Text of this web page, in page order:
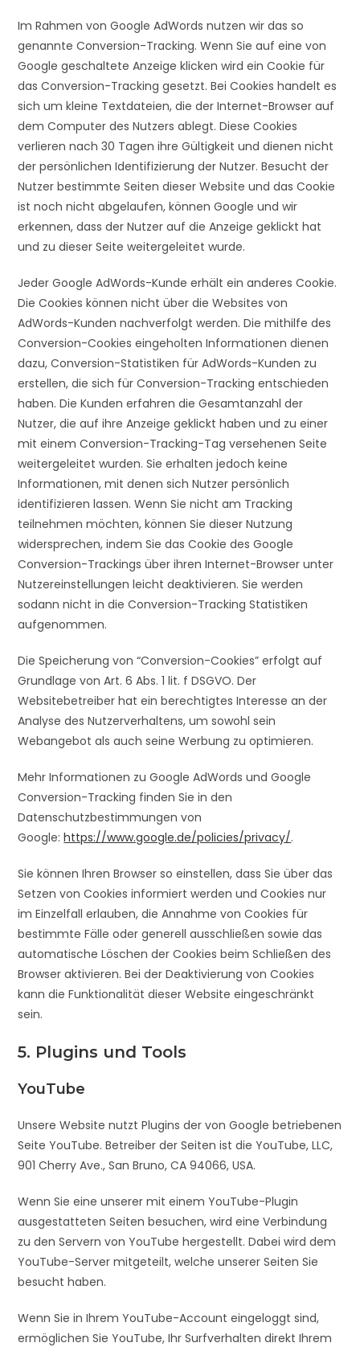
Im Rahmen von Google AdWords nutzen wir das so
genannte Conversion-Tracking. Wenn Sie auf eine von
Google geschaltete Anzeige klicken wird ein Cookie für
das Conversion-Tracking gesetzt. Bei Cookies handelt es
sich um kleine Textdateien, die der Internet-Browser auf
dem Computer des Nutzers ablegt. Diese Cookies
verlieren nach 30 Tagen ihre Gültigkeit und dienen nicht
der persönlichen Identifizierung der Nutzer. Besucht der
Nutzer bestimmte Seiten dieser Website und das Cookie
ist noch nicht abgelaufen, können Google und wir
erkennen, dass der Nutzer auf die Anzeige geklickt hat
und zu dieser Seite weitergeleitet wurde.
Jeder Google AdWords-Kunde erhält ein anderes Cookie.
Die Cookies können nicht über die Websites von
AdWords-Kunden nachverfolgt werden. Die mithilfe des
Conversion-Cookies eingeholten Informationen dienen
dazu, Conversion-Statistiken für AdWords-Kunden zu
erstellen, die sich für Conversion-Tracking entschieden
haben. Die Kunden erfahren die Gesamtanzahl der
Nutzer, die auf ihre Anzeige geklickt haben und zu einer
mit einem Conversion-Tracking-Tag versehenen Seite
weitergeleitet wurden. Sie erhalten jedoch keine
Informationen, mit denen sich Nutzer persönlich
identifizieren lassen. Wenn Sie nicht am Tracking
teilnehmen möchten, können Sie dieser Nutzung
widersprechen, indem Sie das Cookie des Google
Conversion-Trackings über ihren Internet-Browser unter
Nutzereinstellungen leicht deaktivieren. Sie werden
sodann nicht in die Conversion-Tracking Statistiken
aufgenommen.
Die Speicherung von “Conversion-Cookies” erfolgt auf
Grundlage von Art. 6 Abs. 1 lit. f DSGVO. Der
Websitebetreiber hat ein berechtigtes Interesse an der
Analyse des Nutzerverhaltens, um sowohl sein
Webangebot als auch seine Werbung zu optimieren.
Mehr Informationen zu Google AdWords und Google
Conversion-Tracking finden Sie in den
Datenschutzbestimmungen von
Google:https://www.google.de/policies/privacy/.
Sie können Ihren Browser so einstellen, dass Sie über das
Setzen von Cookies informiert werden und Cookies nur
im Einzelfall erlauben, die Annahme von Cookies für
bestimmte Fälle oder generell ausschließen sowie das
automatische Löschen der Cookies beim Schließen des
Browser aktivieren. Bei der Deaktivierung von Cookies
kann die Funktionalität dieser Website eingeschränkt
sein.
5. Plugins und Tools
YouTube
Unsere Website nutzt Plugins der von Google betriebenen
Seite YouTube. Betreiber der Seiten ist die YouTube, LLC,
901 Cherry Ave., San Bruno, CA 94066, USA.
Wenn Sie eine unserer mit einem YouTube-Plugin
ausgestatteten Seiten besuchen, wird eine Verbindung
zu den Servern von YouTube hergestellt. Dabei wird dem
YouTube-Server mitgeteilt, welche unserer Seiten Sie
besucht haben.
Wenn Sie in Ihrem YouTube-Account eingeloggt sind,
ermöglichen Sie YouTube, Ihr Surfverhalten direkt Ihrem